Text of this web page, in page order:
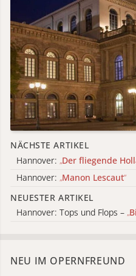
NÄCHSTE ARTIKEL
Hannover: „Der fliegende
Hannover: „Manon Lescaut“
NEUESTER ARTIKEL
Hannover: Tops und Flops – „
NEU IM OPERNFREUND